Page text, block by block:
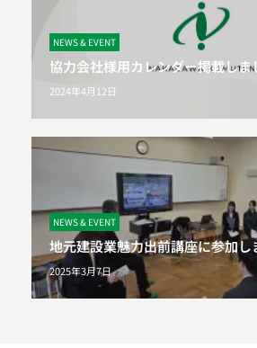
NEWS & EVENT
協力会社様用カレンダー掲載しま
2024年4月12日
NEWS & EVENT
地元建設業魅力出前講座に参加し
2025年3月7日